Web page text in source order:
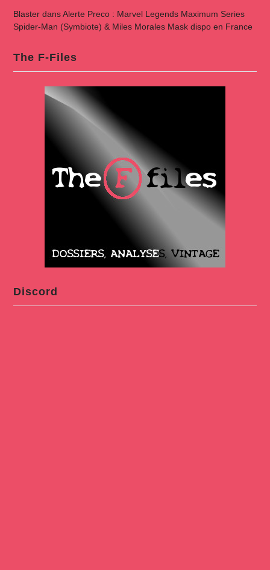
BlasterdansAlerte Preco : Marvel Legends Maximum Series
Spider-Man (Symbiote) & Miles Morales Mask dispo en France
The F-Files
Discord